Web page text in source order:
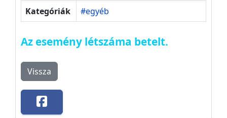
Kategóriák
#egyéb
Az esemény létszáma betelt.
Vissza